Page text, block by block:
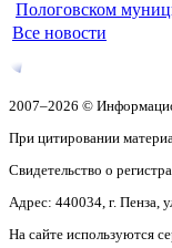
Пологовском
Все новости
2007–2026 ©
При цитировании
Свидетельство о
Адрес: 440034, г. Пенза,
На сайте используются